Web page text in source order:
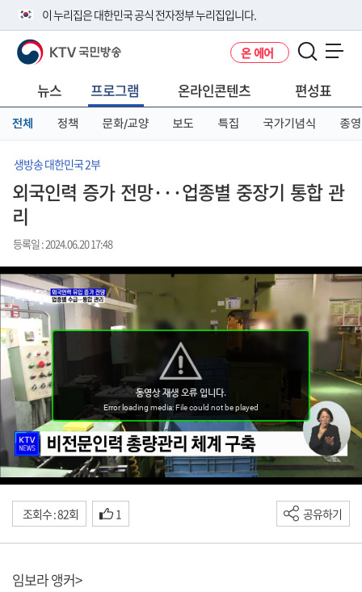
이 누리집은 대한민국 공식 전자정부 누리집입니다.
공식 누리집 주소 확인하기
니다.
이밖에 or.kr 또는 .kr등 다른 도메인 주소를 사용하고 있다면 아래 URL에
서 도메인 주소를 확인해 보세요
KTV 국민방송 온 에어
뉴스 프로그램 온라인콘텐츠 편성표
전체 정책 문화/교양 보도 특집 국가기념식 종영
생방송 대한민국 2부
외국인력 증가 전망···업종별 중장기 통합 관
리
등록일 : 2024.06.20 17:48
조회수 : 82회 1 공유하기
임보라 앵커>